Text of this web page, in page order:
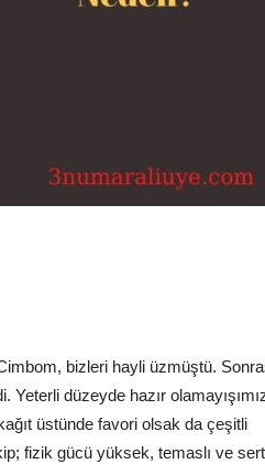
bizleri hayli üzmüştü.
düzeyde hazır
üstünde favori olsak da çeşitli
fizik gücü yüksek, temaslı ve